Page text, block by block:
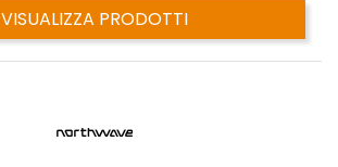
VISUALIZZA PRODOTTI